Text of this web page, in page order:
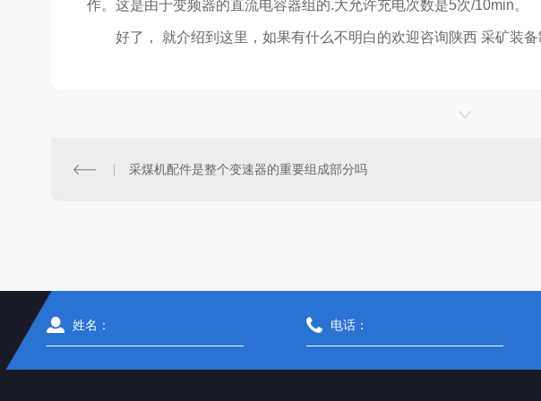
作。这是由于变频器的直流电容器组的.大允许充电次数是5次/10min。
好了， 就介绍到这里，如果有什么不明白的欢迎咨询陕西 采矿装
采煤机配件是整个变速器的重要组成部分吗